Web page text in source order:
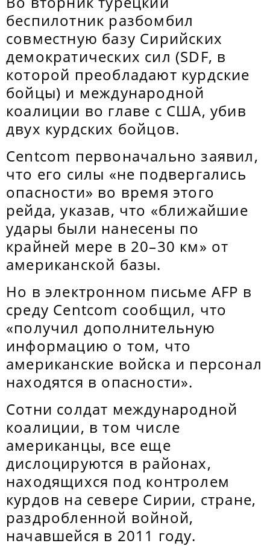
беспилотник разбомбил
совместную базу Сирийских
демократических сил (SDF, в
которой преобладают курдские
бойцы) и международной
коалиции во главе с США, убив
двух курдских бойцов.
Centcom первоначально заявил,
что его силы «не подвергались
опасности» во время этого
рейда, указав, что «ближайшие
удары были нанесены по
крайней мере в 20–30 км» от
американской базы.
Но в электронном письме AFP в
среду Centcom сообщил, что
«получил дополнительную
информацию о том, что
американские войска и персонал
находятся в опасности».
Сотни солдат международной
коалиции, в том числе
американцы, все еще
дислоцируются в районах,
находящихся под контролем
курдов на севере Сирии, стране,
раздробленной войной,
начавшейся в 2011 году.